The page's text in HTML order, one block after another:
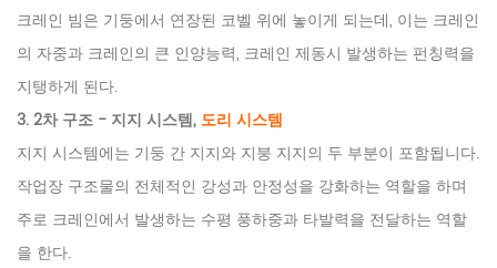
크레인 빔은 기둥에서 연장된 코벨 위에 놓이게 되는데, 이는 크레인
의 자중과 크레인의 큰 인양능력, 크레인 제동시 발생하는 펀칭력을
지탱하게 된다.
3. 2차 구조 - 지지 시스템, 도리 시스템
지지 시스템에는 기둥 간 지지와 지붕 지지의 두 부분이 포함됩니다.
작업장 구조물의 전체적인 강성과 안정성을 강화하는 역할을 하며
주로 크레인에서 발생하는 수평 풍하중과 타발력을 전달하는 역할
을 한다.